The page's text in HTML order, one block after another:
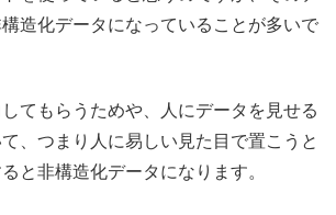
造化データになっていることが多いで
てもらうためや、人にデータを見せる
、つまり人に易しい見た目で置こうと
と非構造化データになります。